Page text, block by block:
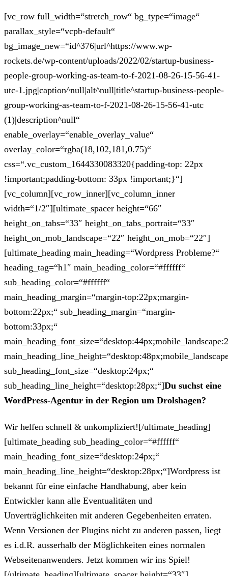
[vc_row full_width=“stretch_row“ bg_type=“image“
parallax_style=“vcpb-default“
bg_image_new=“id^376|url^https://www.wp-
rockets.de/wp-content/uploads/2022/02/startup-business-
people-group-working-as-team-to-f-2021-08-26-15-56-41-
utc-1.jpg|caption^null|alt^null|title^startup-business-people-
group-working-as-team-to-f-2021-08-26-15-56-41-utc
(1)|description^null“
enable_overlay=“enable_overlay_value“
overlay_color=“rgba(18,102,181,0.75)“
css=“.vc_custom_1644330083320{padding-top: 22px
!important;padding-bottom: 33px !important;}“]
[vc_column][vc_row_inner][vc_column_inner
width=“1/2″][ultimate_spacer height=“66″
height_on_tabs=“33″ height_on_tabs_portrait=“33″
height_on_mob_landscape=“22″ height_on_mob=“22″]
[ultimate_heading main_heading=“Wordpress Probleme?“
heading_tag=“h1″ main_heading_color=“#ffffff“
sub_heading_color=“#ffffff“
main_heading_margin=“margin-top:22px;margin-
bottom:22px;“ sub_heading_margin=“margin-
bottom:33px;“
sub_heading_font_size=“desktop:24px;“
sub_heading_line_height=“desktop:28px;“]Du suchst eine
WordPress-Agentur in der Region um Drolshagen?
Wir helfen schnell & unkompliziert![/ultimate_heading]
[ultimate_heading sub_heading_color=“#ffffff“
main_heading_font_size=“desktop:24px;“
main_heading_line_height=“desktop:28px;“]Wordpress ist
bekannt für eine einfache Handhabung, aber kein
Entwickler kann alle Eventualitäten und
Unverträglichkeiten mit anderen Gegebenheiten erraten.
Wenn Versionen der Plugins nicht zu anderen passen, liegt
es i.d.R. ausserhalb der Möglichkeiten eines normalen
Webseitenanwenders. Jetzt kommen wir ins Spiel!